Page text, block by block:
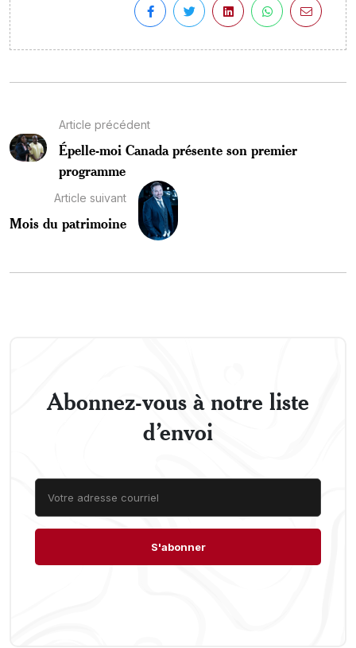
Article précédent
Épelle-moi Canada présente son premier
programme
Article suivant
Mois du patrimoine
Abonnez-vous à notre liste
d’envoi